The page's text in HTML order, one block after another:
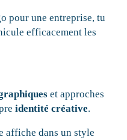
pour une entreprise, tu
efficacement les
et approches
identité créative.
affiche dans un style